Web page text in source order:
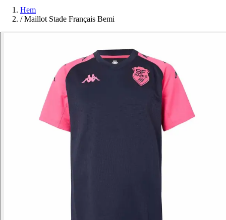
Hem
/ Maillot Stade Français Bemi